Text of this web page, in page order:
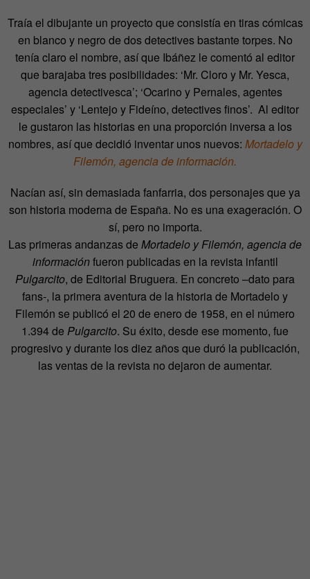
Traía el dibujante un proyecto que consistía en tiras cómicas
en blanco y negro de dos detectives bastante torpes. No
tenía claro el nombre, así que Ibáñez le comentó al editor
que barajaba tres posibilidades: ‘Mr. Cloro y Mr. Yesca,
agencia detectivesca’; ‘Ocarino y Pernales, agentes
especiales’ y ‘Lentejo y Fideíno, detectives finos’. Al editor
le gustaron las historias en una proporción inversa a los
nombres, así que decidió inventar unos nuevos: Mortadelo y
Filemón, agencia de información.
Nacían así, sin demasiada fanfarria, dos personajes que ya
son historia moderna de España. No es una exageración. O
sí, pero no importa.
Las primeras andanzas de Mortadelo y Filemón, agencia de
informaciónfueron publicadas en la revista infantil
Pulgarcito, de Editorial Bruguera. En concreto –dato para
fans-, la primera aventura de la historia de Mortadelo y
Filemón se publicó el 20 de enero de 1958, en el número
1.394 de Pulgarcito. Su éxito, desde ese momento, fue
progresivo y durante los diez años que duró la publicación,
las ventas de la revista no dejaron de aumentar.